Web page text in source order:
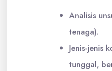
Analisis
tenaga).
Jenis-jenis
tunggal,